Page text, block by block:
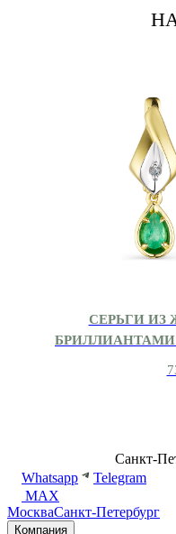
СЕРЬГИ ИЗ
БРИЛЛИАНТАМИ
Санкт-
Whatsapp
Telegram
MAX
МоскваСанкт-Петербург
Компания